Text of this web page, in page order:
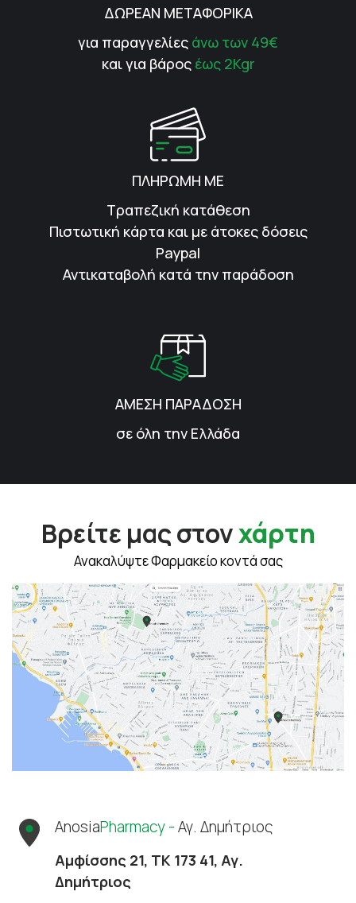
ΔΩΡΕΑΝ ΜΕΤΑΦΟΡΙΚΑ
για παραγγελίες άνω των 49€
και για βάρος έως 2Kgr
ΠΛΗΡΩΜΗ ΜΕ
Τραπεζική κατάθεση
Πιστωτική κάρτα και με άτοκες δόσεις
Paypal
Αντικαταβολή κατά την παράδοση
ΑΜΕΣΗ ΠΑΡΑΔΟΣΗ
σε όλη την Ελλάδα
Βρείτε μας στονχάρτη
Ανακαλύψτε Φαρμακείο κοντά σας
AnosiaPharmacy -Αγ. Δημήτριος
Αμφίσσης 21, ΤΚ 173 41, Αγ.
Δημήτριος